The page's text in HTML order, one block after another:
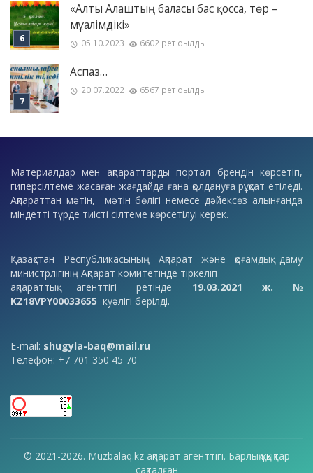
«Алты Алаштың баласы бас қосса, төр –
мұғалімдікі»
05.10.2023 6602 рет оқылды
Аспаз…
20.07.2022 6567 рет оқылды
Материалдар мен ақпараттарды портал брендін көрсетіп,
гиперсілтеме жасаған жағдайда ғана қолдануға рұқсат етіледі.
Ақпараттан мәтін, мәтін бөлігі немесе дәйексөз алынғанда
міндетті түрде тиісті сілтеме көрсетілуі керек.
Қазақстан Республикасының Ақпарат және қоғамдық даму
министрлігінің Ақпарат комитетінде тіркеліп
ақпараттық агенттігі ретінде 19.03.2021 ж. №
KZ18VPY00033655 куәлігі берілді.
E-mail: shugyla-baq@mail.ru
Телефон: +7 701 350 45 70
© 2021-2026. Muzbalaq.kz ақпарат агенттігі. Барлық құқықтар
сақталған